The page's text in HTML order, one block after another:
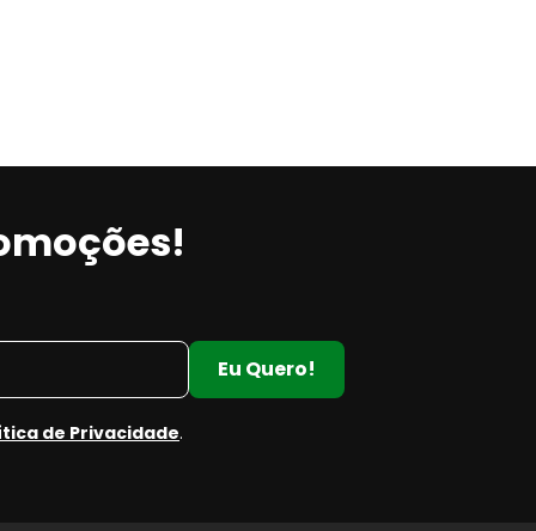
Eu Quero!
de Privacidade.